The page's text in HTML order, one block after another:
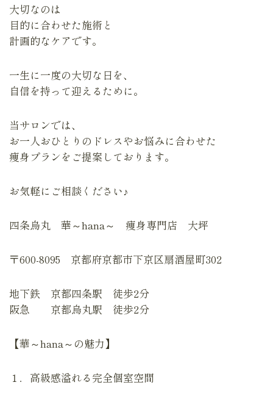
大切なのは
目的に合わせた施術と
計画的なケアです。
一生に一度の大切な日を、
自信を持って迎えるために。
当サロンでは、
お一人おひとりのドレスやお悩みに合わせた
痩身プランをご提案しております。
お気軽にご相談ください♪
四条烏丸 華～hana～ 痩身専門店 大坪
〒600-8095 京都府京都市下京区扇酒屋町302
地下鉄 京都四条駅 徒歩2分
阪急 京都烏丸駅 徒歩2分
【華～hana～の魅力】
１．高級感溢れる完全個室空間